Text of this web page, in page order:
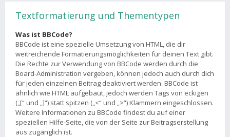
Textformatierung und Thementypen
Was ist BBCode?
BBCode ist eine spezielle Umsetzung von HTML, die dir
weitreichende Formatierungsmöglichkeiten für deinen Text gibt.
Die Rechte zur Verwendung von BBCode werden durch die
Board-Administration vergeben, können jedoch auch durch dich
für jeden einzelnen Beitrag deaktiviert werden. BBCode ist
ähnlich wie HTML aufgebaut, jedoch werden Tags von eckigen
(„[“ und „]“) statt spitzen („<“ und „>“) Klammern eingeschlossen.
Weitere Informationen zu BBCode findest du auf einer
speziellen Hilfe-Seite, die von der Seite zur Beitragserstellung
aus zugänglich ist.